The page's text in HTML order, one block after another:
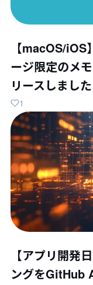
【macOS/
ージ限定のメ
リースしました
1
【アプリ開発
ングをGitHub